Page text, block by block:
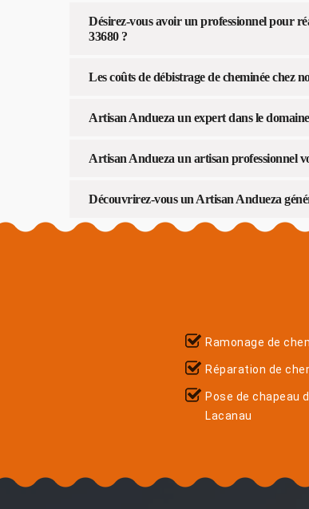
Désirez-vous avoir un professionnel pour
33680 ?
Les coûts de débistrage de cheminée chez
Artisan Andueza un expert dans le
Artisan Andueza un artisan professionnel
Découvrirez-vous un Artisan Andueza
Ramonage de
Réparation de
Pose de chapeau
Lacanau